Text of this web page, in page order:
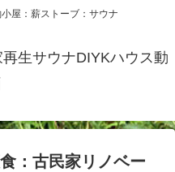
屋：薪ストーブ：サウナ
生サウナDIYKハウス動
：古民家リノベー